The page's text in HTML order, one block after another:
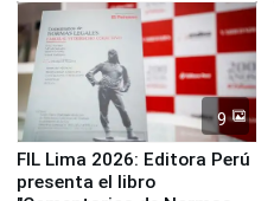
Panamericanos Lima 2027
9
FIL Lima 2026: Editora Perú
presenta el libro